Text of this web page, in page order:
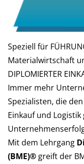
Speziell für
Materialwirtschaft
DIPLOMIERTER
Immer mehr
Spezialisten, die
Einkauf und
Mit dem Lehrgang
(BME)® greift der